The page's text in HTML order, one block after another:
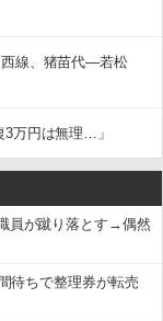
線、猪苗代―若松
万円は無理…」
員が蹴り落とす→偶然
待ちで整理券が転売